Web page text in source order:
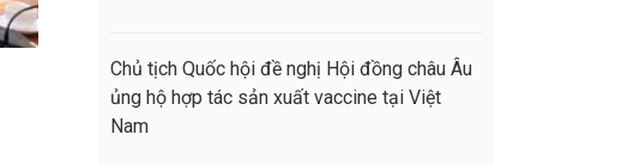
Chủ tịch Quốc hội đề nghị Hội đồng châu Âu
ủng hộ hợp tác sản xuất vaccine tại Việt
Nam